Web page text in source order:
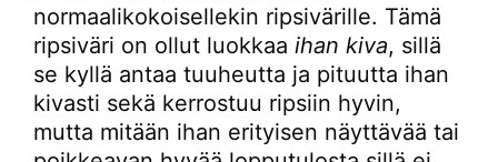
normaalikokoisellekin ripsivärille. Tämä
ripsiväri on ollut luokkaa ihan kiva, sillä
se kyllä antaa tuuheutta ja pituutta ihan
kivasti sekä kerrostuu ripsiin hyvin,
mutta mitään ihan erityisen näyttävää tai